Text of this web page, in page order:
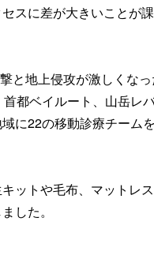
スに差が大きいことが
と地上侵攻が激しくな
都ベイルート、山岳レ
に22の移動診療チームを
ットや毛布、マットレ
した。